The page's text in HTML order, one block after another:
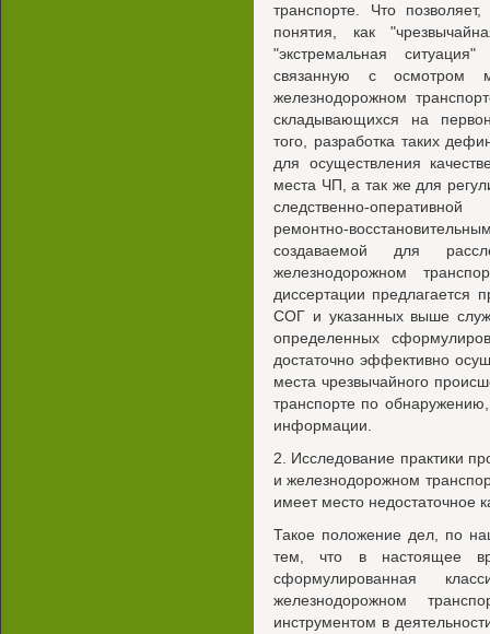
транспорте. Что
понятия, как
"экстремальная
связанную с осмотром
железнодорожном
складывающихся на
того, разработка таких
для осуществления
места ЧП, а так же для
следственно-
ремонтно-
создаваемой для
железнодорожном
диссертации предлагается
СОГ и указанных выше
определенных
достаточно эффективно
места чрезвычайного
транспорте по
информации.
2. Исследование практики
и железнодорожном
имеет место недостаточное
Такое положение дел, по
тем, что в настоящее
сформулированная
железнодорожном
инструментом в